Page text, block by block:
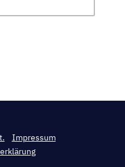
Impressum